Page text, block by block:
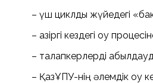
– үш циклды жүйедегі
– қазіргі кездегі оқу
– талапкерлерді
– ҚазҰПУ-нің әлемдік оқу